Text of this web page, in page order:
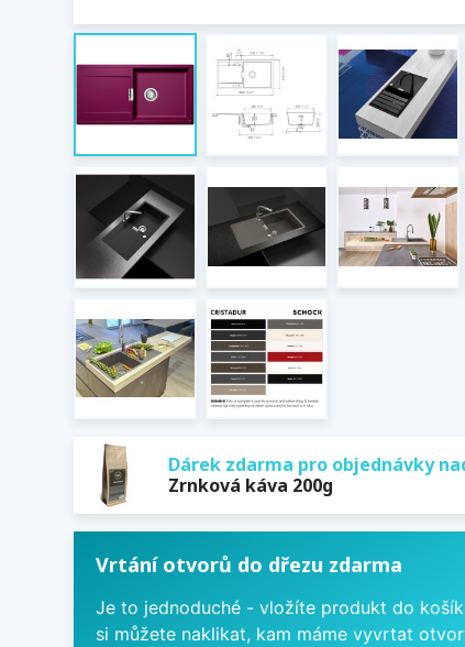
Dárek zdarma pro objednávky
Zrnková káva 200g
Vrtání otvorů do dřezu zdarma
Je to jednoduché - vložíte produkt do
si můžete naklikat, kam máme vyvrtat